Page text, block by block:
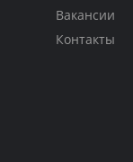
Вакансии
Контакты